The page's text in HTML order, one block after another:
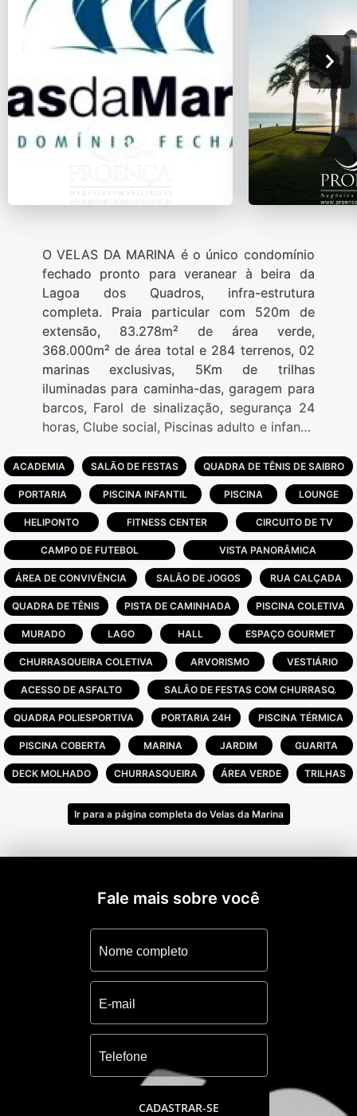
O VELAS DA MARINA é o único condomínio
fechado pronto para veranear à beira da
Lagoa dos Quadros, infra-estrutura
completa. Praia particular com 520m de
extensão, 83.278m² de área verde,
368.000m² de área total e 284 terrenos, 02
marinas exclusivas, 5Km de trilhas
iluminadas para caminha-das, garagem para
barcos, Farol de sinalização, segurança 24
horas, Clube social, Piscinas adulto e infantil,
fitness montada, quadras de tênis,
poliesportivas e futebol society. Projeto
conta com 2 marinas interligadas por um
canal à Lagoa dos Quadros. O condomínio
dispõe ainda de 90 garagens para barcos e
um clube náutico localizado em uma das
marinas. As vias aquáticas do projeto,
formadas por canais e marinas, percorrem
3284 m2 do condomínio.
ACADEMIA SALÃO DE FESTAS QUADRA DE TÊNIS DE SAIBRO
PORTARIA PISCINA INFANTIL PISCINA LOUNGE
HELIPONTO FITNESS CENTER CIRCUITO DE TV
CAMPO DE FUTEBOL VISTA PANORÂMICA
ÁREA DE CONVIVÊNCIA SALÃO DE JOGOS RUA CALÇADA
QUADRA DE TÊNIS PISTA DE CAMINHADA PISCINA COLETIVA
MURADO LAGO HALL ESPAÇO GOURMET
CHURRASQUEIRA COLETIVA ARVORISMO VESTIÁRIO
ACESSO DE ASFALTO SALÃO DE FESTAS COM CHURRASQ.
QUADRA POLIESPORTIVA PORTARIA 24H PISCINA TÉRMICA
PISCINA COBERTA MARINA JARDIM GUARITA
DECK MOLHADO CHURRASQUEIRA ÁREA VERDE TRILHAS
Ir para a página completa do Velas da Marina
Fale mais sobre você
CADASTRAR-SE